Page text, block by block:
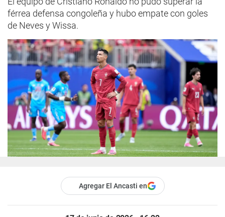
férrea defensa congoleña y hubo empate con goles
de Neves y Wissa.
Agregar El Ancasti en